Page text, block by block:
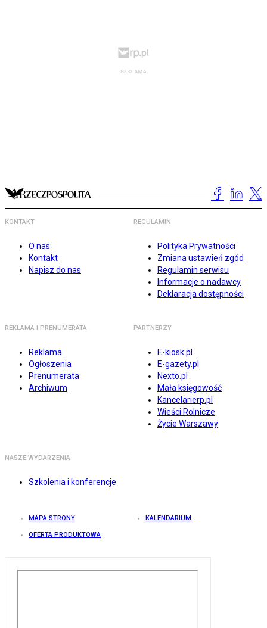
KONTAKT
O nas
Kontakt
Napisz do nas
REGULAMIN
Polityka Prywatności
Zmiana ustawień zgód
Regulamin serwisu
Informacje o nadawcy
Deklaracja dostępności
REKLAMA I PRENUMERATA
Reklama
Ogłoszenia
Prenumerata
Archiwum
PARTNERZY
E-kiosk.pl
E-gazety.pl
Nexto.pl
Mała księgowość
Kancelarierp.pl
Wieści Rolnicze
Życie Warszawy
NASZE WYDARZENIA
Szkolenia i konferencje
MAPA STRONY KALENDARIUM
OFERTA PRODUKTOWA